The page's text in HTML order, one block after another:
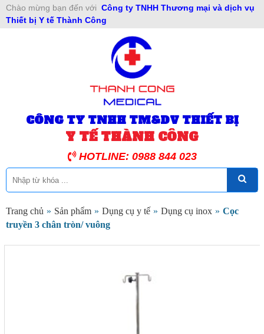
Chào mừng bạn đến với Công ty TNHH Thương mại và dịch vụ
Thiết bị Y tế Thành Công
CÔNG TY TNHH TM&DV THIẾT BỊ
Y TẾ THÀNH CÔNG
HOTLINE: 0988 844 023
Trang chủ » Sản phẩm » Dụng cụ y tế » Dụng cụ inox » Cọc
truyền 3 chân tròn/ vuông